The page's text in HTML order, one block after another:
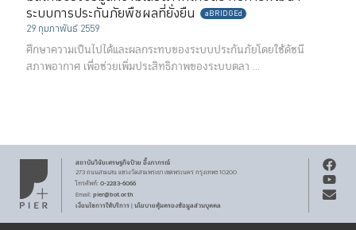
ระบบการประกันภัยพืชผลที่ยั่งยืน
aBRIDGEd
29 กุมภาพันธ์ 2559
ศึกษาความเป็นไปได้และผลกระทบของระบบประกันภัยโดยใช้ดัชนี
สภาพอากาศ เพื่อช่วยเพิ่มประสิทธิภาพของระบบตลา ...
สถาบันวิจัยเศรษฐกิจป๋วย อึ๊งภากรณ์
273 ถนนสามเสนแขวงวัดสามพระยาเขตพระนครกรุงเทพฯ 10200
โทรศัพท์: 0-2283-6066
Email: pier@bot.or.th
เงื่อนไขการให้บริการ|นโยบายคุ้มครองข้อมูลส่วนบุคคล